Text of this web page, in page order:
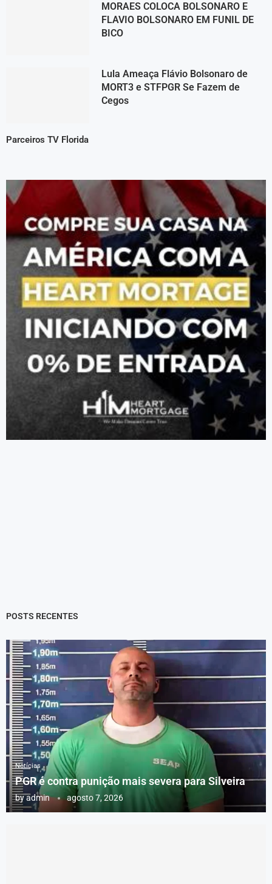
MORAES COLOCA BOLSONARO E
FLAVIO BOLSONARO EM FUNIL DE
BICO
Lula Ameaça Flávio Bolsonaro de
MORT3 e STFPGR Se Fazem de
Cegos
Parceiros TV Florida
POSTS RECENTES
Notícias
PGR é contra punição mais severa para Silveira
byadmin agosto 7, 2026